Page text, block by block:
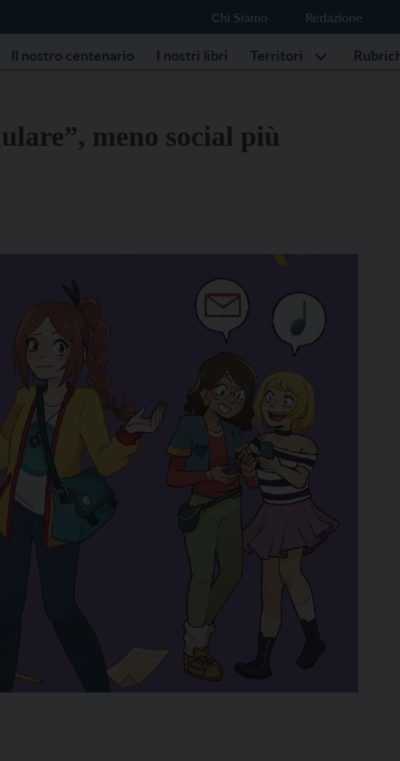
Chi Siamo Redazione
Il nostro centenario I nostri libri Territori
meno social più